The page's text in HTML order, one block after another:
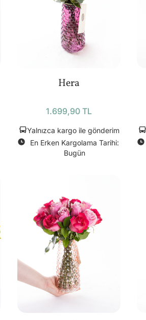
Hera
1.699,90 TL
Yalnızca kargo ile gönderim
En Erken Kargolama Tarihi:
Bugün